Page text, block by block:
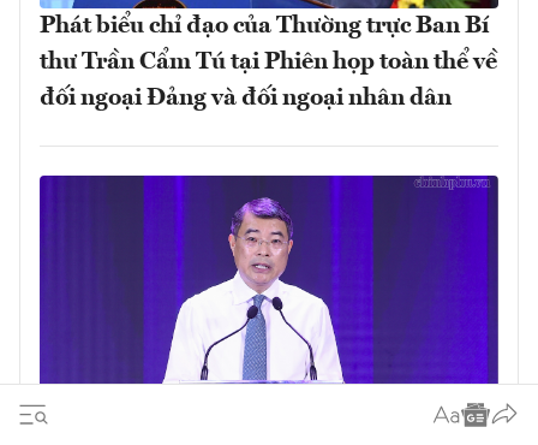
Phát biểu chỉ đạo của Thường trực Ban Bí
thư Trần Cẩm Tú tại Phiên họp toàn thể về
đối ngoại Đảng và đối ngoại nhân dân